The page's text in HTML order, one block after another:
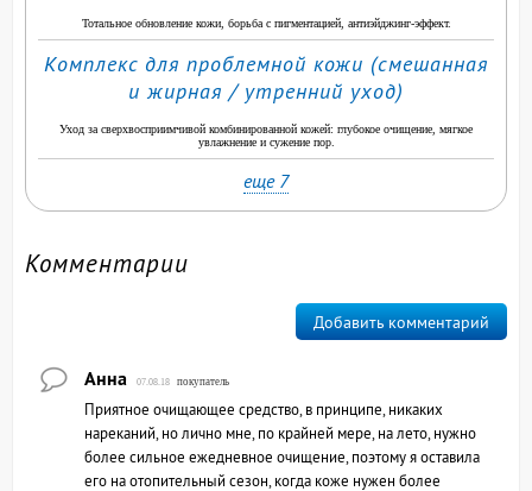
Тотальное обновление кожи, борьба с пигментацией, антиэйджинг-эффект.
Комплекс для проблемной кожи (смешанная
и жирная / утренний уход)
Уход за сверхвосприимчивой комбинированной кожей: глубокое очищение, мягкое
увлажнение и сужение пор.
еще 7
Комментарии
Добавить комментарий
Анна 07.08.18 покупатель
Приятное очищающее средство, в принципе, никаких
нареканий, но лично мне, по крайней мере, на лето, нужно
более сильное ежедневное очищение, поэтому я оставила
его на отопительный сезон, когда коже нужен более